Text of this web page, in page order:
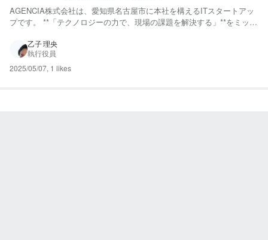
AGENCIA株式会社は、愛知県名古屋市に本社を構えるITスタートアッ
プです。 **「テクノロジーの力で、現場の課題を解決する」**をミッシ
のプロダクト開発に取り組んでいます。 主力事業である360°画像×AIソ
リューションでは、自動車業界や不...
乙子 理央
執行役員
2025/05/07, 1 likes